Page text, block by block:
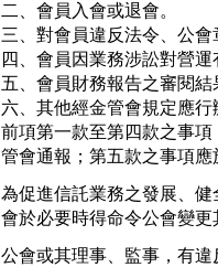
二、會員入會或退會。
三、對會員違反法令、公
四、會員因業務涉訟對營
五、會員財務報告之審閱結
六、其他經金管會規定應
前項第一款至第四款之事
管會通報；第五款之事項
為促進信託業務之發展、
會於必要時得命令公會變
公會或其理事、監事，有